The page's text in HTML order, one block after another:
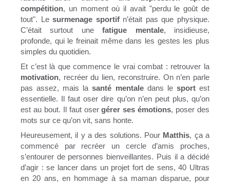
compétition, un moment où il avait "perdu le goût de
tout". Lesurmenage sportifn’était pas que physique.
C’était surtout unefatigue mentale, insidieuse,
profonde, qui le freinait même dans les gestes les plus
simples du quotidien.
Et c’est là que commence le vrai combat : retrouver la
motivation, recréer du lien, reconstruire. On n’en parle
pas assez, mais la santé mentale dans le sportest
essentielle. Il faut oser dire qu’on n’en peut plus, qu’on
est au bout. Il faut osergérer ses émotions, poser des
mots sur ce qu’on vit, sans honte.
Heureusement, il y a des solutions. Pour Matthis, ça a
commencé par recréer un cercle d’amis proches,
s’entourer de personnes bienveillantes. Puis il a décidé
d’agir : se lancer dans un projet fort de sens, 40 Ultras
en 20 ans, en hommage à sa maman disparue, pour